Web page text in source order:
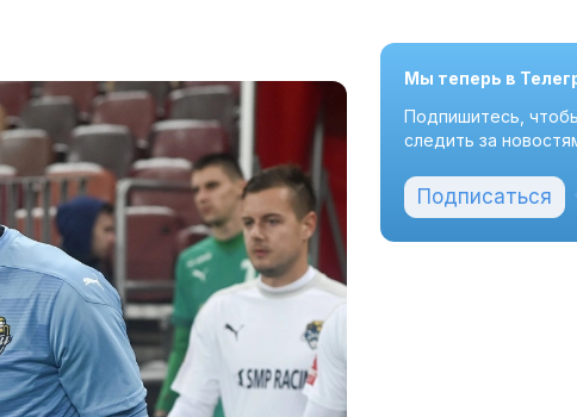
Мы теперь в
Подпишитесь,
следить за
Подписаться